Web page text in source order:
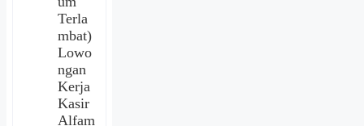
Terla
mbat)
Lowo
ngan
Kerja
Kasir
Alfam